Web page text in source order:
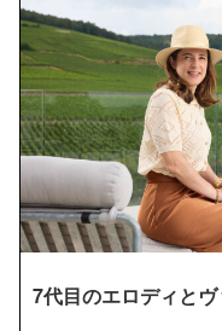
7代目のエロディと